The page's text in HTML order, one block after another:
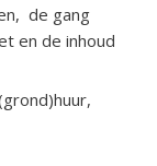
de gang
en de inhoud